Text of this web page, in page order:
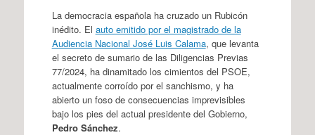
La democracia española ha cruzado un Rubicón
inédito. El auto emitido por el magistrado de la
Audiencia Nacional José Luis Calama, que levanta
el secreto de sumario de las Diligencias Previas
77/2024, ha dinamitado los cimientos del PSOE,
actualmente corroído por el sanchismo, y ha
abierto un foso de consecuencias imprevisibles
bajo los pies del actual presidente del Gobierno,
Pedro Sánchez.